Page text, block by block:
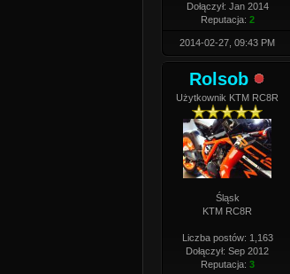
Dołączył: Jan 2014
Reputacja: 2
2014-02-27, 09:43 PM
Rolsob
Użytkownik KTM RC8R
Śląsk
KTM RC8R
Liczba postów: 1,163
Dołączył: Sep 2012
Reputacja: 3